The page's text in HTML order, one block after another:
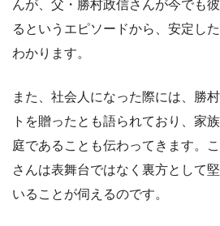
んが、父・勝村政信さんが今でも
るというエピソードから、安定し
わかります。
また、社会人になった際には、勝
トを贈ったとも語られており、家
庭であることも伝わってきます。
さんは表舞台ではなく裏方として
いることが伺えるのです。